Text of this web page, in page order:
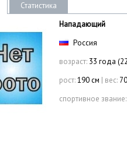
Статистика
Нападающий
Россия
возраст: 33 года
рост:190 см | вес:
спортивное звание: